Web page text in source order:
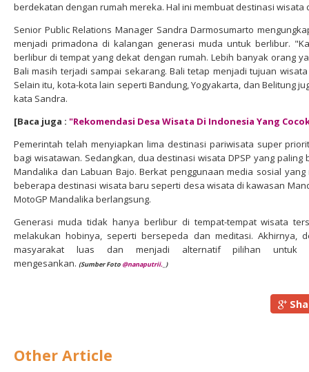
berdekatan dengan rumah mereka. Hal ini membuat destinasi
Senior Public Relations Manager Sandra Darmosumarto
menjadi primadona di kalangan generasi muda untuk berlibur.
berlibur di tempat yang dekat dengan rumah. Lebih banyak orang
Bali masih terjadi sampai sekarang. Bali tetap menjadi tujuan
Selain itu, kota-kota lain seperti Bandung, Yogyakarta, dan Belitung
kata Sandra.
[Baca juga : "Rekomendasi Desa Wisata Di Indonesia Yang
Pemerintah telah menyiapkan lima destinasi pariwisata super
bagi wisatawan. Sedangkan, dua destinasi wisata DPSP yang
Mandalika dan Labuan Bajo. Berkat penggunaan media sosial
beberapa destinasi wisata baru seperti desa wisata di kawasan
MotoGP Mandalika berlangsung.
Generasi muda tidak hanya berlibur di tempat-tempat wisata
melakukan hobinya, seperti bersepeda dan meditasi. Akhirnya,
masyarakat luas dan menjadi alternatif pilihan untuk
mengesankan. (Sumber Foto @nanaputrii. )
Other Article